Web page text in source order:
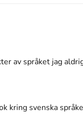
av språket jag
kring svenska